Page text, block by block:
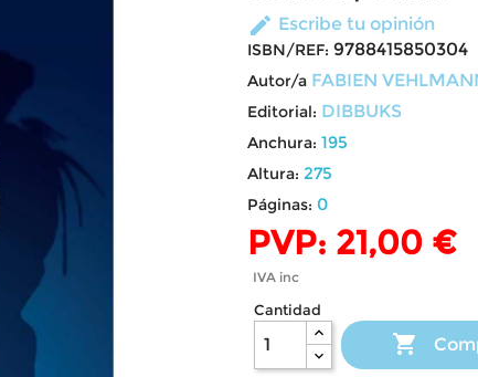
edit Escribe tu opinión
ISBN/REF: 9788415850304
Autor/a FABIEN
Editorial: DIBBUKS
Anchura: 195
Altura: 275
Páginas: 0
PVP: 21,00 €
IVA inc
Cantidad
